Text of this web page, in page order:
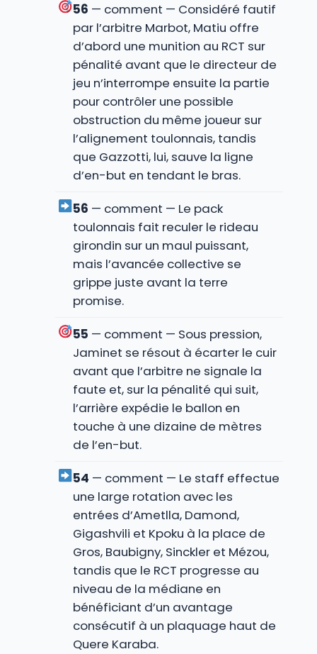
56 — comment — Considéré fautif
par l’arbitre Marbot, Matiu offre
d’abord une munition au RCT sur
pénalité avant que le directeur de
jeu n’interrompe ensuite la partie
pour contrôler une possible
obstruction du même joueur sur
l’alignement toulonnais, tandis
que Gazzotti, lui, sauve la ligne
d’en-but en tendant le bras.
56 — comment — Le pack
toulonnais fait reculer le rideau
girondin sur un maul puissant,
mais l’avancée collective se
grippe juste avant la terre
promise.
55 — comment — Sous pression,
Jaminet se résout à écarter le cuir
avant que l’arbitre ne signale la
faute et, sur la pénalité qui suit,
l’arrière expédie le ballon en
touche à une dizaine de mètres
de l’en-but.
54 — comment — Le staff effectue
une large rotation avec les
entrées d’Ametlla, Damond,
Gigashvili et Kpoku à la place de
Gros, Baubigny, Sinckler et Mézou,
tandis que le RCT progresse au
niveau de la médiane en
bénéficiant d’un avantage
consécutif à un plaquage haut de
Quere Karaba.